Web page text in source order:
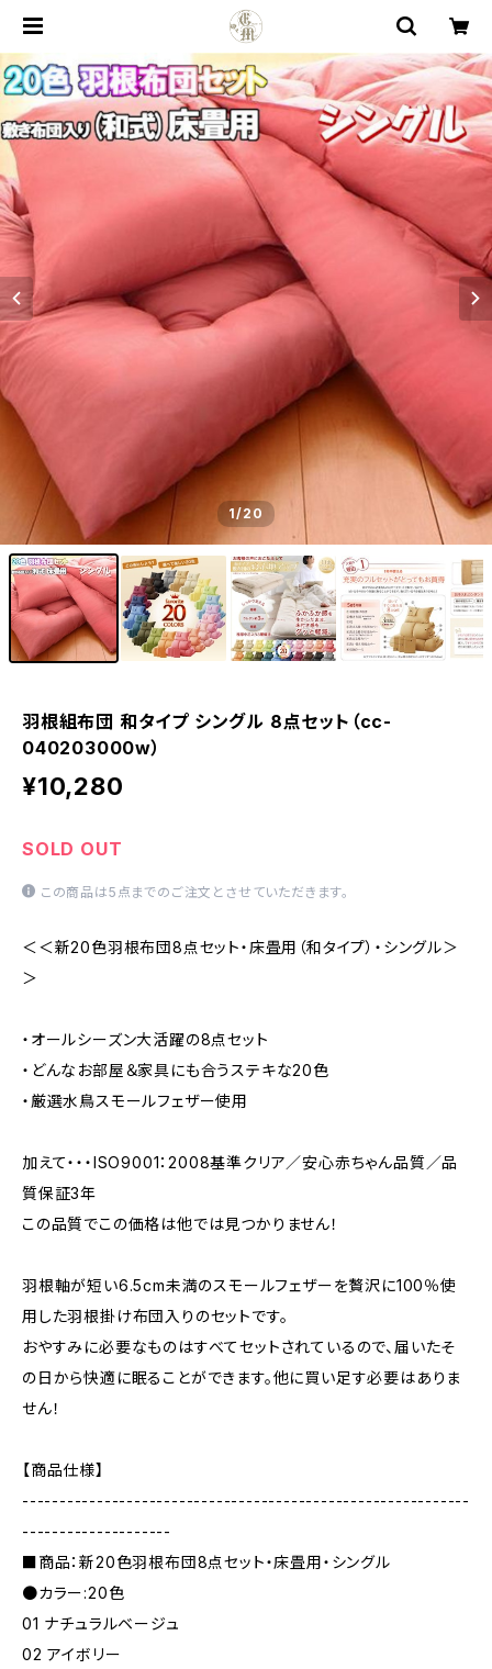
1/20
羽根組布団 和タイプ シングル 8点セット（cc-
040203000w）
¥10,280
SOLD OUT
この商品は5点までのご注文とさせていただきます。
＜＜新20色羽根布団8点セット・床畳用（和タイプ）・シングル＞
＞
・オールシーズン大活躍の8点セット
・どんなお部屋＆家具にも合うステキな20色
・厳選水鳥スモールフェザー使用
加えて・・・ISO9001：2008基準クリア／安心赤ちゃん品質／品
質保証3年
この品質でこの価格は他では見つかりません！
羽根軸が短い6.5cm未満のスモールフェザーを贅沢に100％使
用した羽根掛け布団入りのセットです。
おやすみに必要なものはすべてセットされているので、届いたそ
の日から快適に眠ることができます。他に買い足す必要はありま
せん！
【商品仕様】
------------------------------------------------------------
--------------------
■商品：新20色羽根布団8点セット・床畳用・シングル
●カラー:20色
01 ナチュラルベージュ
02 アイボリー